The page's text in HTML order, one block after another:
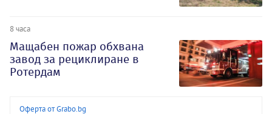
8 часа
Мащабен пожар обхвана
завод за рециклиране в
Ротердам
Оферта от Grabo.bg